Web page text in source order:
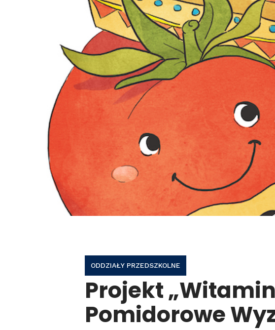
ODDZIAŁY PRZEDSZKOLNE
Projekt
Pomidorowe